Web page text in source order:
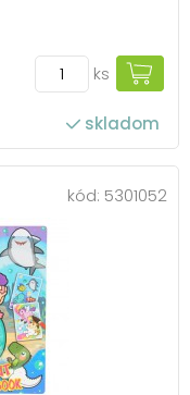
ks
skladom
kód: 5301052